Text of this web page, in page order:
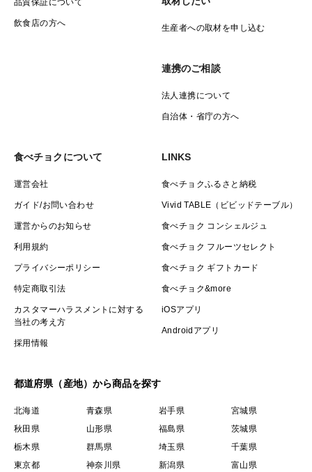
飲食店の方へ 生産者への取材を申し込む
連携のご相談
法人連携について
自治体・省庁の方へ
食べチョクについて
運営会社
ガイド/お問い合わせ
運営からのお知らせ
利用規約
プライバシーポリシー
特定商取引法
カスタマーハラスメントに対する
当社の考え方
採用情報
LINKS
食べチョクふるさと納税
Vivid TABLE（ビビッドテーブル）
食べチョク コンシェルジュ
食べチョク フルーツセレクト
食べチョク ギフトカード
食べチョク&more
iOSアプリ
Androidアプリ
都道府県（産地）から商品を探す
北海道 青森県 岩手県
宮城県
秋田県
山形県 福島県
茨城県
栃木県
群馬県 埼玉県
千葉県
東京都
神奈川県 新潟県
富山県